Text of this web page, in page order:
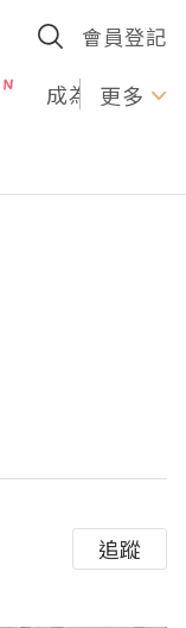
會員登記
成為U更多
追蹤